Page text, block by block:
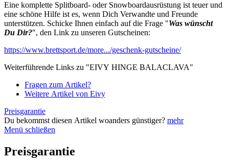
Eine komplette Splitboard- oder Snowboardausrüstung ist teuer und
eine schöne Hilfe ist es, wenn Dich Verwandte und Freunde
unterstützen. Schicke Ihnen einfach auf die Frage "Was wünscht
Du Dir?", den Link zu unseren Gutscheinen:
https://www.brettsport.de/more.../geschenk-gutscheine/
Weiterführende Links zu "EIVY HINGE BALACLAVA"
Fragen zum Artikel?
Weitere Artikel von Eivy
Preisgarantie
Du bekommst diesen Artikel woanders günstiger? mehr
Menü schließen
Preisgarantie